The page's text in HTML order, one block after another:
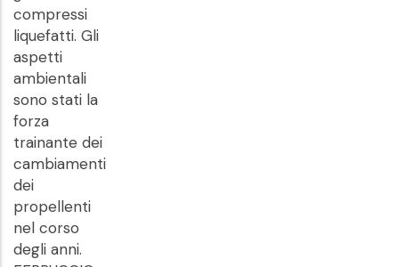
compressi
liquefatti. Gli
aspetti
ambientali
sono stati la
forza
trainante dei
cambiamenti
dei
propellenti
nel corso
degli anni.